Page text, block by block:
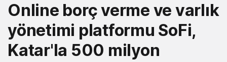
Online borç verme ve varlık
yönetimi platformu SoFi,
Katar'la 500 milyon